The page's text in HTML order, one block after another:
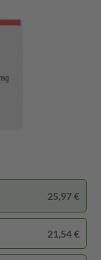
25,97 €
21,54 €